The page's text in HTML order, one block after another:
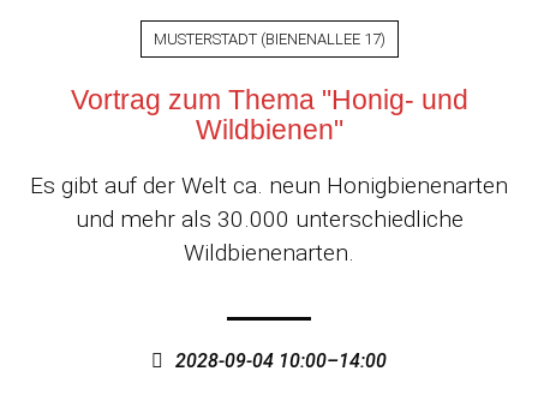
MUSTERSTADT(BIENENALLEE 17)
Vortrag zum Thema "Honig- und
Wildbienen"
Es gibt auf der Welt ca. neun Honigbienenarten
und mehr als 30.000 unterschiedliche
Wildbienenarten.
2028-09-04 10:00–14:00